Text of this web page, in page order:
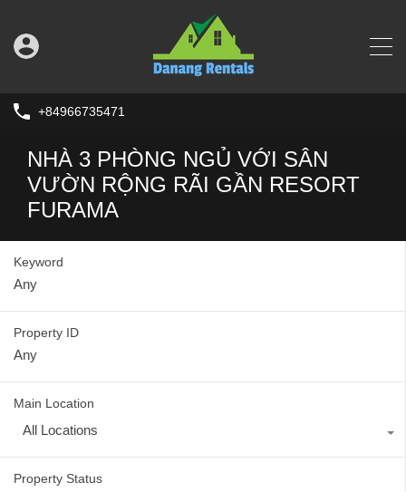
+84966735471
NHÀ 3 PHÒNG NGỦ VỚI SÂN
VƯỜN RỘNG RÃI GẦN RESORT
FURAMA
Keyword
Property ID
Main Location
All Locations
Property Status